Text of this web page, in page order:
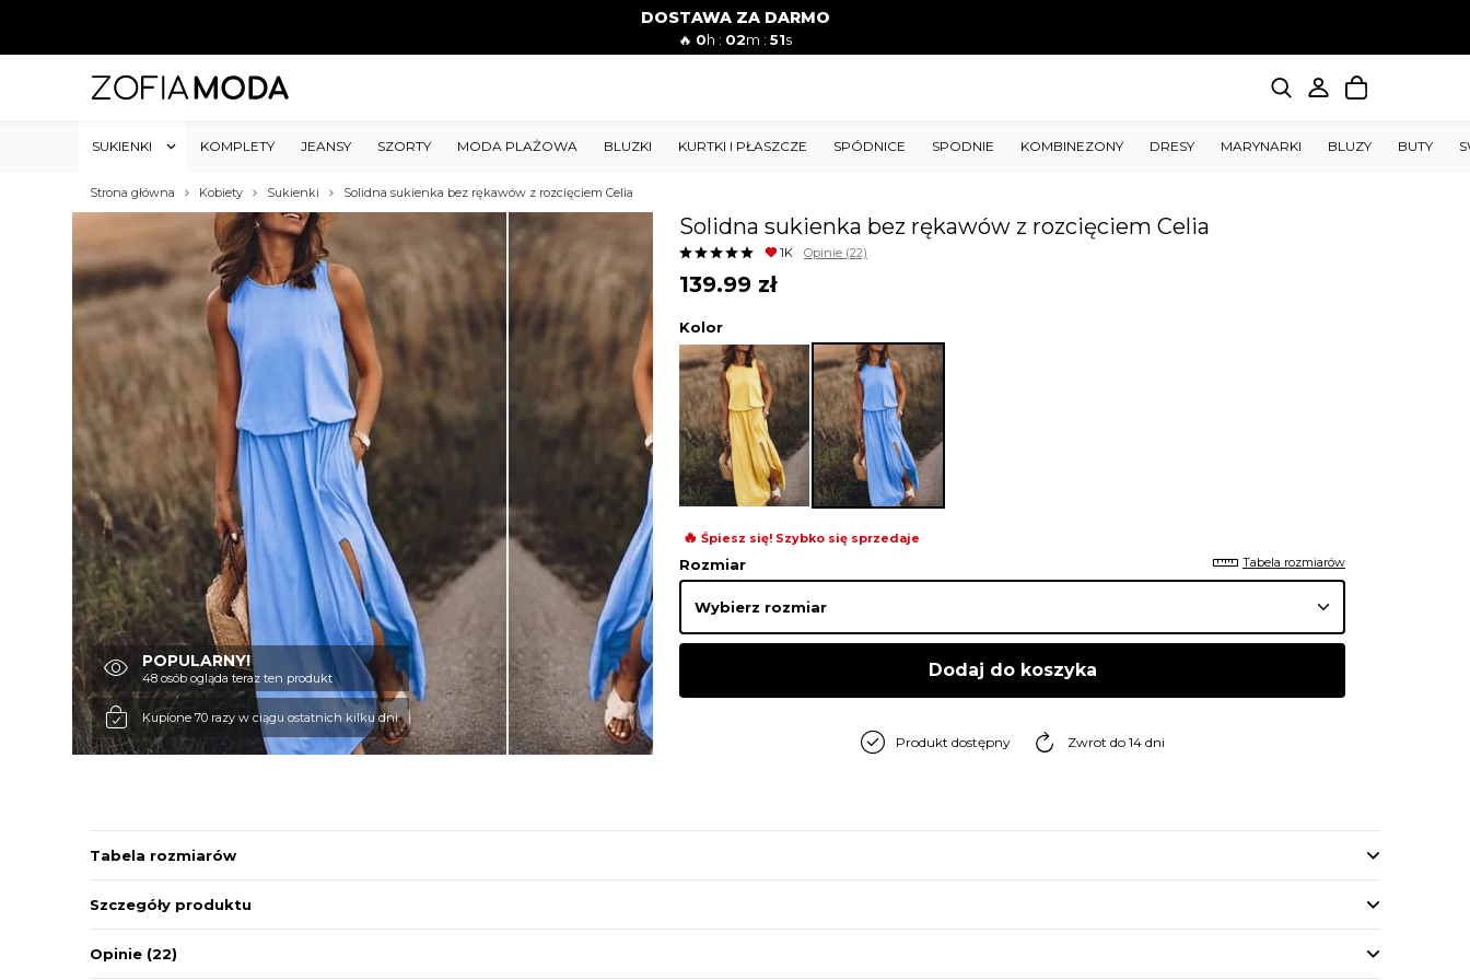
DOSTAWA ZA DARMO
🔥 0h : 02m : 49s
SUKIENKI KOMPLETY JEANSY SZORTY MODA PLAŻOWA BLUZKI KURTKI I PŁASZCZE SPÓDNICE SPODNIE KOMBINEZONY DRESY MARYNARKI BLUZY BUTY
Strona główna Kobiety Sukienki Solidna sukienka bez rękawów z rozcięciem Celia
POPULARNY!
48 osób ogląda teraz ten produkt
Kupione 70 razy w ciągu ostatnich kilku dni
Solidna sukienka bez rękawów z rozcięciem Celia
1K Opinie (22)
139.99 zł
Kolor
🔥 Śpiesz się! Szybko się sprzedaje
Rozmiar Tabela rozmiarów
Dodaj do koszyka
Produkt dostępny Zwrot do 14 dni
Tabela rozmiarów
Szczegóły produktu
Opinie (22)